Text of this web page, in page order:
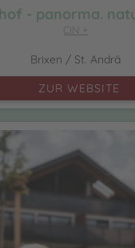
- panorma.
CIN +
Brixen / St. Andrä
ZUR WEBSITE